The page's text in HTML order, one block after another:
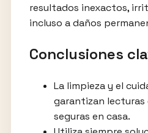
resultados inexactos,
incluso a daños
Conclusiones
La limpieza y el
garantizan lecturas
seguras en casa.